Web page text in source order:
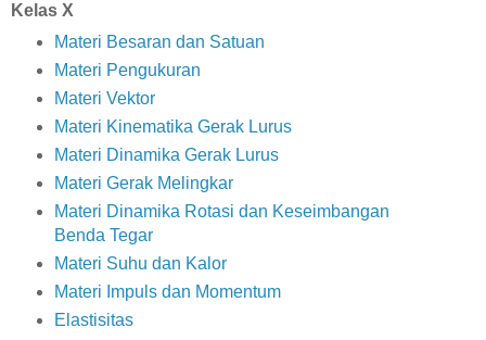
Kelas X
Materi Besaran dan Satuan
Materi Pengukuran
Materi Vektor
Materi Kinematika Gerak Lurus
Materi Dinamika Gerak Lurus
Materi Gerak Melingkar
Materi Dinamika Rotasi dan Keseimbangan
Benda Tegar
Materi Suhu dan Kalor
Materi Impuls dan Momentum
Elastisitas